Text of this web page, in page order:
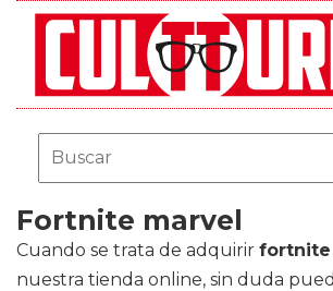
Fortnite marvel
Cuando se trata de adquirir fortnite
nuestra tienda online, sin duda